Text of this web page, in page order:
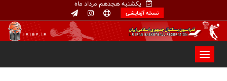
یکشنبه هجدهم مرداد ماه
نسخه آزمایشی